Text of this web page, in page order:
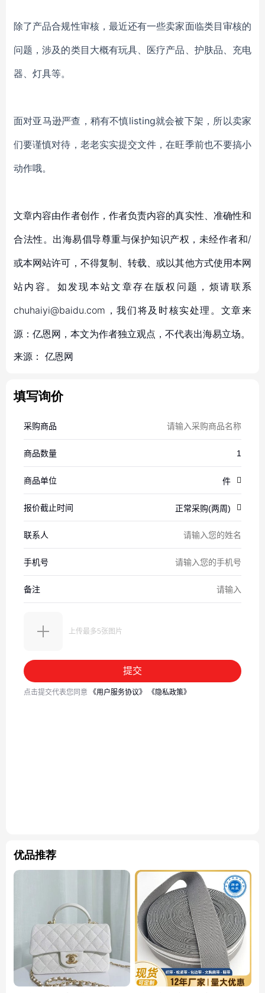
除了产品合规性审核，最近还有一些卖家面临类目审核的
问题，涉及的类目大概有玩具、医疗产品、护肤品、充电
器、灯具等。
面对亚马逊严查，稍有不慎listing就会被下架，所以卖家
们要谨慎对待，老老实实提交文件，在旺季前也不要搞小
动作哦。
文章内容由作者创作，作者负责内容的真实性、准确性和
合法性。出海易倡导尊重与保护知识产权，未经作者和/
或本网站许可，不得复制、转载、或以其他方式使用本网
站内容。如发现本站文章存在版权问题，烦请联系
chuhaiyi@baidu.com，我们将及时核实处理。文章来
源：亿恩网，本文为作者独立观点，不代表出海易立场。
来源： 亿恩网
填写询价
优品推荐